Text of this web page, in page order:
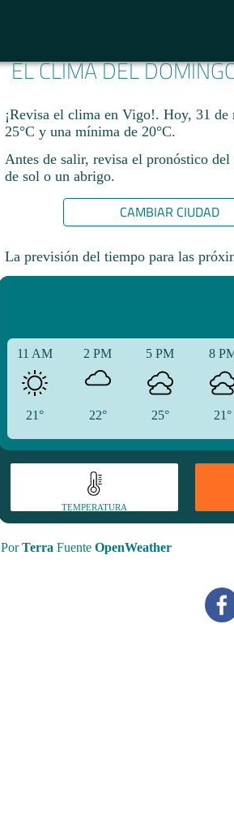
EL CLIMA DEL
¡Revisa el clima en Vigo!. Hoy, 31 de
25°C y una mínima de 20°C.​
Antes de salir, revisa el pronóstico
de sol o un abrigo.
CAMBIAR CIUDAD
La previsión del tiempo para las
11 AM
21°
2 PM
22°
5 PM
25°
8
21°
TEMPERATURA
PorTerra Fuente OpenWeather